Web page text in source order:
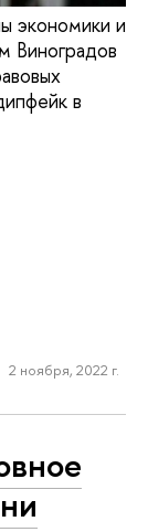
экономики и
Виноградов
в
2 ноября, 2022 г.